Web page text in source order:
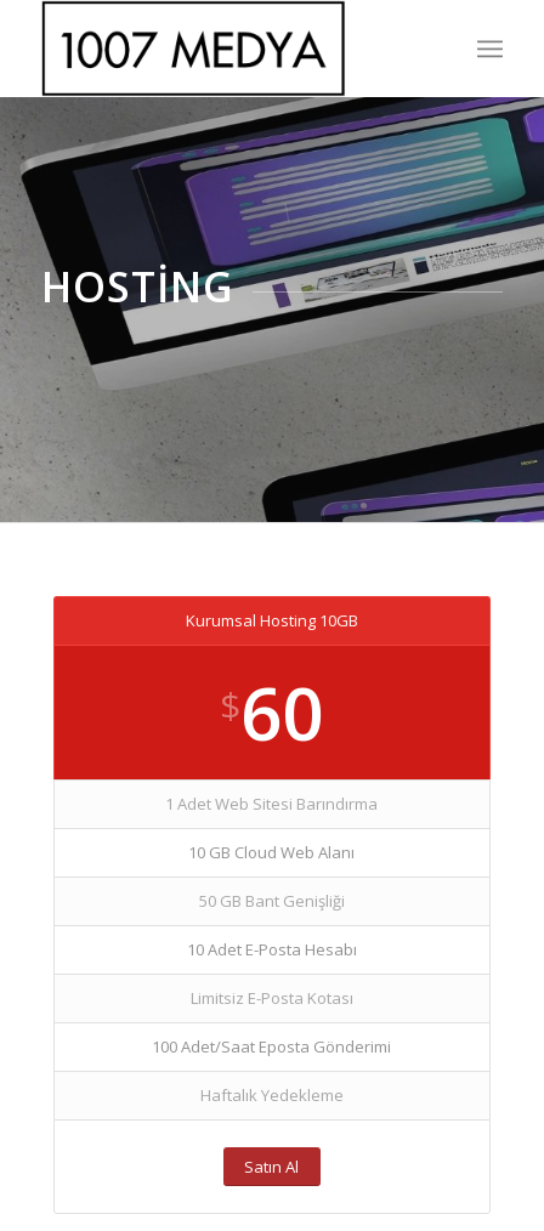
HOSTING
Kurumsal Hosting 10GB
$60
1 Adet Web Sitesi Barındırma
10 GB Cloud Web Alanı
50 GB Bant Genişliği
10 Adet E-Posta Hesabı
Limitsiz E-Posta Kotası
100 Adet/Saat Eposta Gönderimi
Haftalık Yedekleme
Satın Al